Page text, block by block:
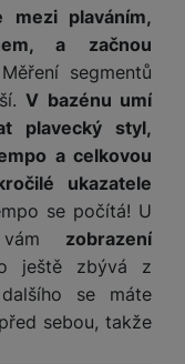
mezi plaváním,
a začnou
segmentů
V bazénu umí
plavecký styl,
a celkovou
ukazatele
se počítá! U
vám zobrazení
ještě zbývá z
se máte
sebou, takže